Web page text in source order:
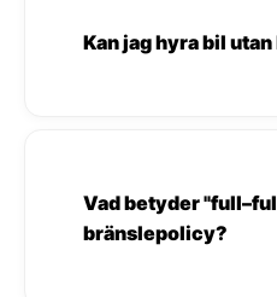
Kan jag hyra bil
Vad betyder
bränslepolicy?